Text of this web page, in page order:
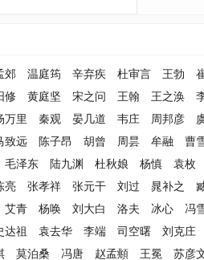
郊 温庭筠 辛弃疾 杜审言 王勃
修 黄庭坚 宋之问 王翰 王之涣
万里 秦观 晏几道 韦庄 周邦彦
致远 陈子昂 胡曾 周昙 牟融 曹
毛泽东 陆九渊 杜秋娘 杨慎 袁枚
亮 张孝祥 张元干 刘过 晁补之
艾青 杨唤 刘大白 洛夫 冰心 冯
达祖 袁去华 李端 司空曙 刘克庄
莫泊桑 冯唐 赵孟頫 王冕 苏彦